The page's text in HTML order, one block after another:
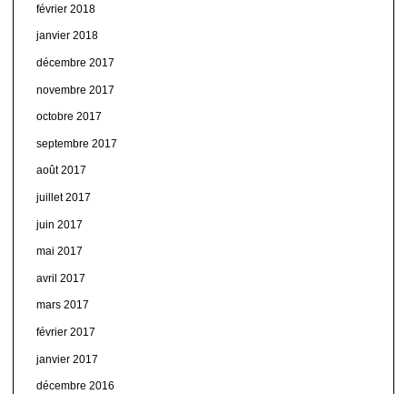
février 2018
janvier 2018
décembre 2017
novembre 2017
octobre 2017
septembre 2017
août 2017
juillet 2017
juin 2017
mai 2017
avril 2017
mars 2017
février 2017
janvier 2017
décembre 2016